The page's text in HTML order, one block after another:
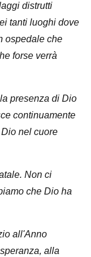
distrutti
tanti luoghi dove
ospedale che
forse verrà
presenza di Dio
continuamente
nel cuore
Non ci
che Dio ha
all'Anno
alla